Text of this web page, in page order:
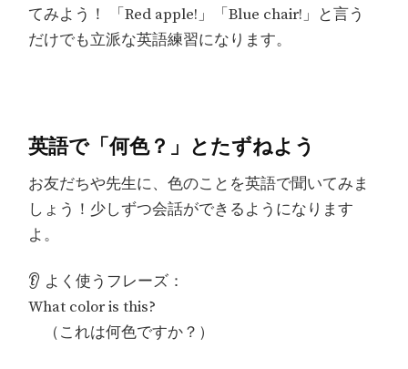
てみよう！ 「Red apple!」「Blue chair!」と言う
だけでも立派な英語練習になります。
英語で「何色？」とたずねよう
お友だちや先生に、色のことを英語で聞いてみま
しょう！少しずつ会話ができるようになります
よ。
👂 よく使うフレーズ：
What color is this?
（これは何色ですか？）